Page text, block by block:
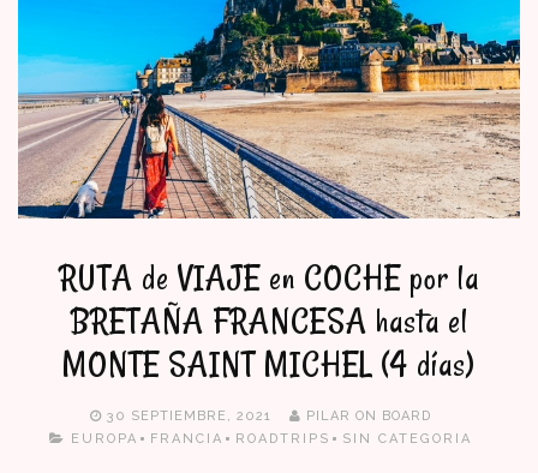
RUTA de VIAJE en COCHE por la
BRETAÑA FRANCESA hasta el
MONTE SAINT MICHEL (4 días)
30 SEPTIEMBRE, 2021
PILAR ON BOARD
EUROPA
FRANCIA ROADTRIPS SIN CATEGORIA